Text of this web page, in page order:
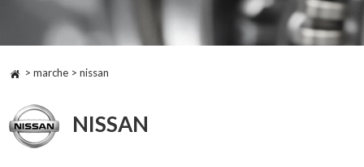
> marche > nissan
NISSAN